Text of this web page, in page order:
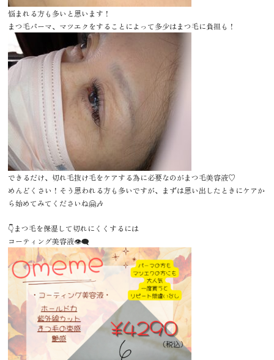
悩まれる方も多いと思います！
まつ毛パーマ、マツエクをすることによって多少はまつ毛に負担も！
できるだけ、切れ毛抜け毛をケアする為に必要なのがまつ毛美容液♡
めんどくさい！そう思われる方も多いですが、まずは思い出したときにケアか
ら始めてみてくださいね🤗🎶
👇️まつ毛を保湿して切れにくくするには
コーティング美容液👁️‍🗨️